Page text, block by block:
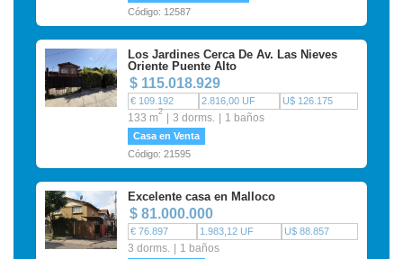
Código: 12587
Los Jardines Cerca De Av. Las Nieves
Oriente Puente Alto
$ 115.018.929
€ 109.192 2.816,00 UF U$ 126.175
133 m2 3 dorms. 1 baños
Casa en Venta
Código: 21595
Excelente casa en Malloco
$ 81.000.000
€ 76.897 1.983,12 UF U$ 88.857
3 dorms. 1 baños